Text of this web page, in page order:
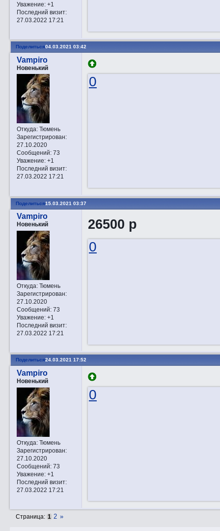
Уважение: +1
Последний визит:
27.03.2022 17:21
Поделиться04.03.2021 03:42
Vampiro
Новенький
Откуда:Тюмень
Зарегистрирован:
27.10.2020
Сообщений:73
Уважение: +1
Последний визит:
27.03.2022 17:21
0
Поделиться15.03.2021 03:37
Vampiro
Новенький
Откуда:Тюмень
Зарегистрирован:
27.10.2020
Сообщений:73
Уважение: +1
Последний визит:
27.03.2022 17:21
26500 р
0
Поделиться24.03.2021 17:52
Vampiro
Новенький
Откуда:Тюмень
Зарегистрирован:
27.10.2020
Сообщений:73
Уважение: +1
Последний визит:
27.03.2022 17:21
0
Страница: 1 2 »